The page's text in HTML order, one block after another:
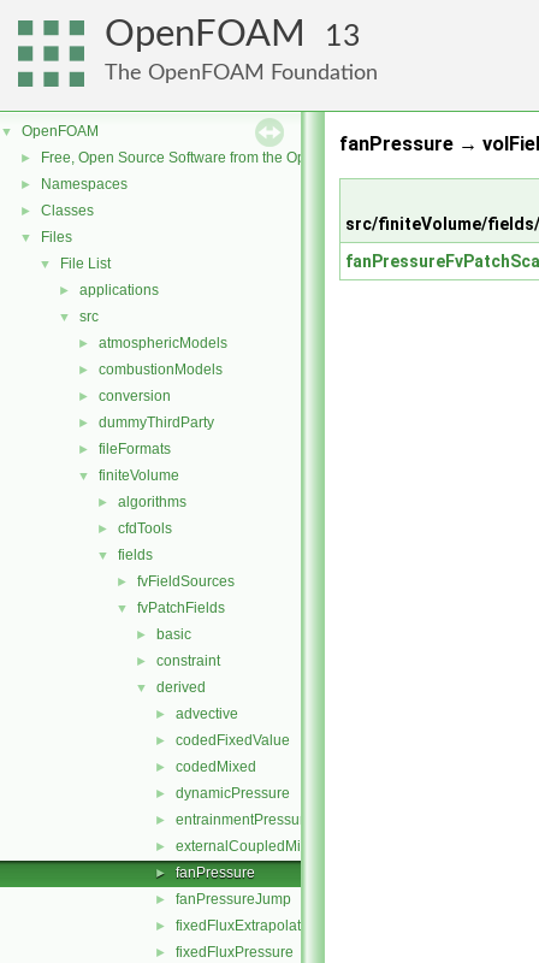
OpenFOAM 13
The OpenFOAM Foundation
▼ OpenFOAM
► Free, Open Source Software from the OpenFOAM Foundation
► Namespaces
► Classes
▼ Files
▼ File List
► applications
▼ src
► atmosphericModels
► combustionModels
► conversion
► dummyThirdParty
► fileFormats
▼ finiteVolume
► algorithms
► cfdTools
▼ fields
► fvFieldSources
▼ fvPatchFields
► basic
► constraint
▼ derived
► advective
► codedFixedValue
► codedMixed
► dynamicPressure
► entrainmentPressure
► externalCoupledMixed
► fanPressure
► fanPressureJump
► fixedFluxExtrapolatedPressure
► fixedFluxPressure
fanPressure →
src/finiteVolume/